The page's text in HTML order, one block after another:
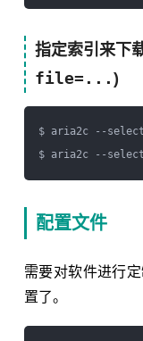
指定索引来下
file= ... )
$ aria2c --
$ aria2c --
配置文件
需要对软件进行
置了。